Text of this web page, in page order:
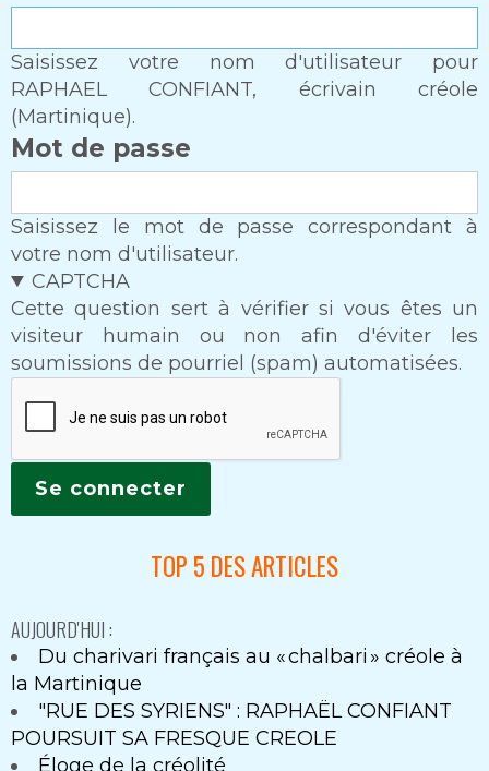
Saisissez votre nom d'utilisateur pour
RAPHAEL CONFIANT, écrivain créole
(Martinique).
Mot de passe
Saisissez le mot de passe correspondant à
votre nom d'utilisateur.
CAPTCHA
Cette question sert à vérifier si vous êtes un
visiteur humain ou non afin d'éviter les
soumissions de pourriel (spam) automatisées.
TOP 5 DES ARTICLES
AUJOURD'HUI :
Du charivari français au « chalbari » créole à
la Martinique
"RUE DES SYRIENS" : RAPHAËL CONFIANT
POURSUIT SA FRESQUE CREOLE
Éloge de la créolité